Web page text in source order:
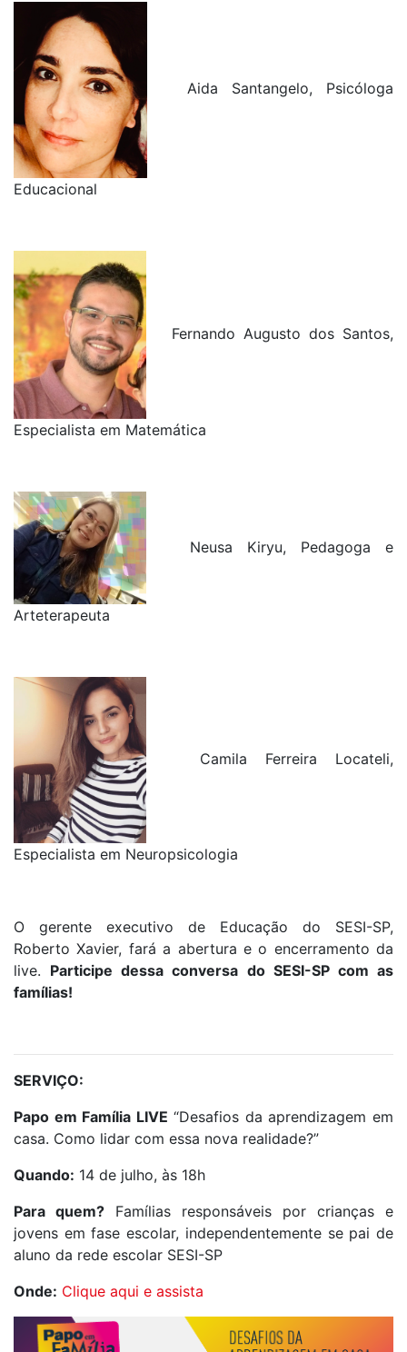
Aida Santangelo, Psicóloga
Educacional
Fernando Augusto dos Santos,
Especialista em Matemática
Neusa Kiryu, Pedagoga e
Arteterapeuta
Camila Ferreira Locateli,
Especialista em Neuropsicologia
O gerente executivo de Educação do SESI-SP,
Roberto Xavier, fará a abertura e o encerramento da
live. Participe dessa conversa do SESI-SP com as
famílias!
SERVIÇO:
Papo em Família LIVE “Desafios da aprendizagem em
casa. Como lidar com essa nova realidade?”
Quando: 14 de julho, às 18h
Para quem? Famílias responsáveis por crianças e
jovens em fase escolar, independentemente se pai de
aluno da rede escolar SESI-SP
Onde: Clique aqui e assista